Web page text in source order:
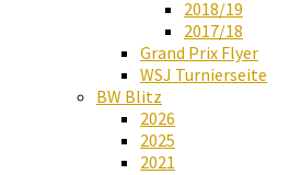
2018/19
2017/18
Grand Prix Flyer
WSJ Turnierseite
BW Blitz
2026
2025
2021